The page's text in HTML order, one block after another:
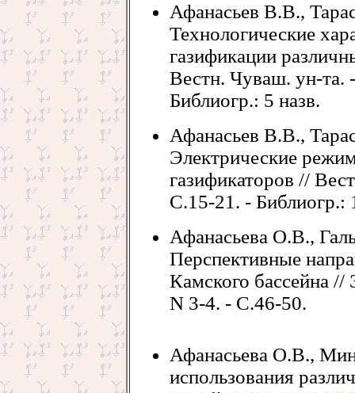
Афанасьев В.В.,
Технологические
газификации
Вестн. Чуваш. ун-та.
Библиогр.: 5 назв.
Афанасьев В.В.,
Электрические
газификаторов //
С.15-21. - Библиогр.:
Афанасьева О.В.,
Перспективные
Камского бассейна //
N 3-4. - С.46-50.
Афанасьева О.В.,
использования